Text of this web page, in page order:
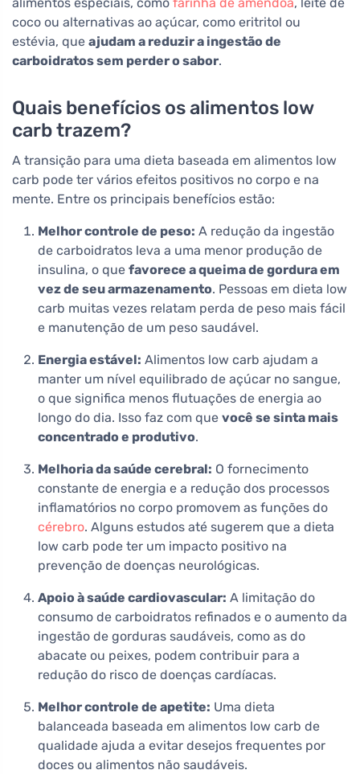
coco ou alternativas ao açúcar, como eritritol ou
estévia, que ajudam a reduzir a ingestão de
carboidratos sem perder o sabor.
Quais benefícios os alimentos low
carb trazem?
A transição para uma dieta baseada em alimentos low
carb pode ter vários efeitos positivos no corpo e na
mente. Entre os principais benefícios estão:
Melhor controle de peso: A redução da ingestão
de carboidratos leva a uma menor produção de
insulina, o que favorece a queima de gordura em
vez de seu armazenamento. Pessoas em dieta low
carb muitas vezes relatam perda de peso mais fácil
e manutenção de um peso saudável.
Energia estável: Alimentos low carb ajudam a
manter um nível equilibrado de açúcar no sangue,
o que significa menos flutuações de energia ao
longo do dia. Isso faz com que você se sinta mais
concentrado e produtivo.
Melhoria da saúde cerebral: O fornecimento
constante de energia e a redução dos processos
inflamatórios no corpo promovem as funções do
cérebro. Alguns estudos até sugerem que a dieta
low carb pode ter um impacto positivo na
prevenção de doenças neurológicas.
Apoio à saúde cardiovascular: A limitação do
consumo de carboidratos refinados e o aumento da
ingestão de gorduras saudáveis, como as do
abacate ou peixes, podem contribuir para a
redução do risco de doenças cardíacas.
Melhor controle de apetite: Uma dieta
balanceada baseada em alimentos low carb de
qualidade ajuda a evitar desejos frequentes por
doces ou alimentos não saudáveis.